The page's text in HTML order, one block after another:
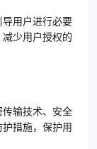
用户进行必要
少用户授权的
输技术、安全
措施，保护用